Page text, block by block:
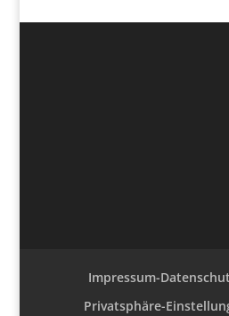
Impressum-
Privatsphäre-